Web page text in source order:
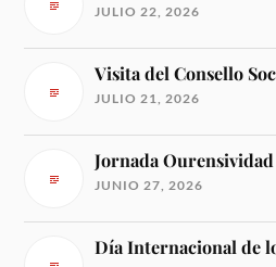
JULIO 22, 2026
Visita del Consello
JULIO 21, 2026
Jornada Ourensividad
JUNIO 27, 2026
Día Internacional de